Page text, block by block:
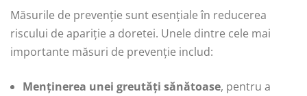
Măsurile de prevenție sunt esențiale în reducerea
riscului de apariție a doretei. Unele dintre cele mai
importante măsuri de prevenție includ:
Menținerea unei greutăți sănătoase, pentru a